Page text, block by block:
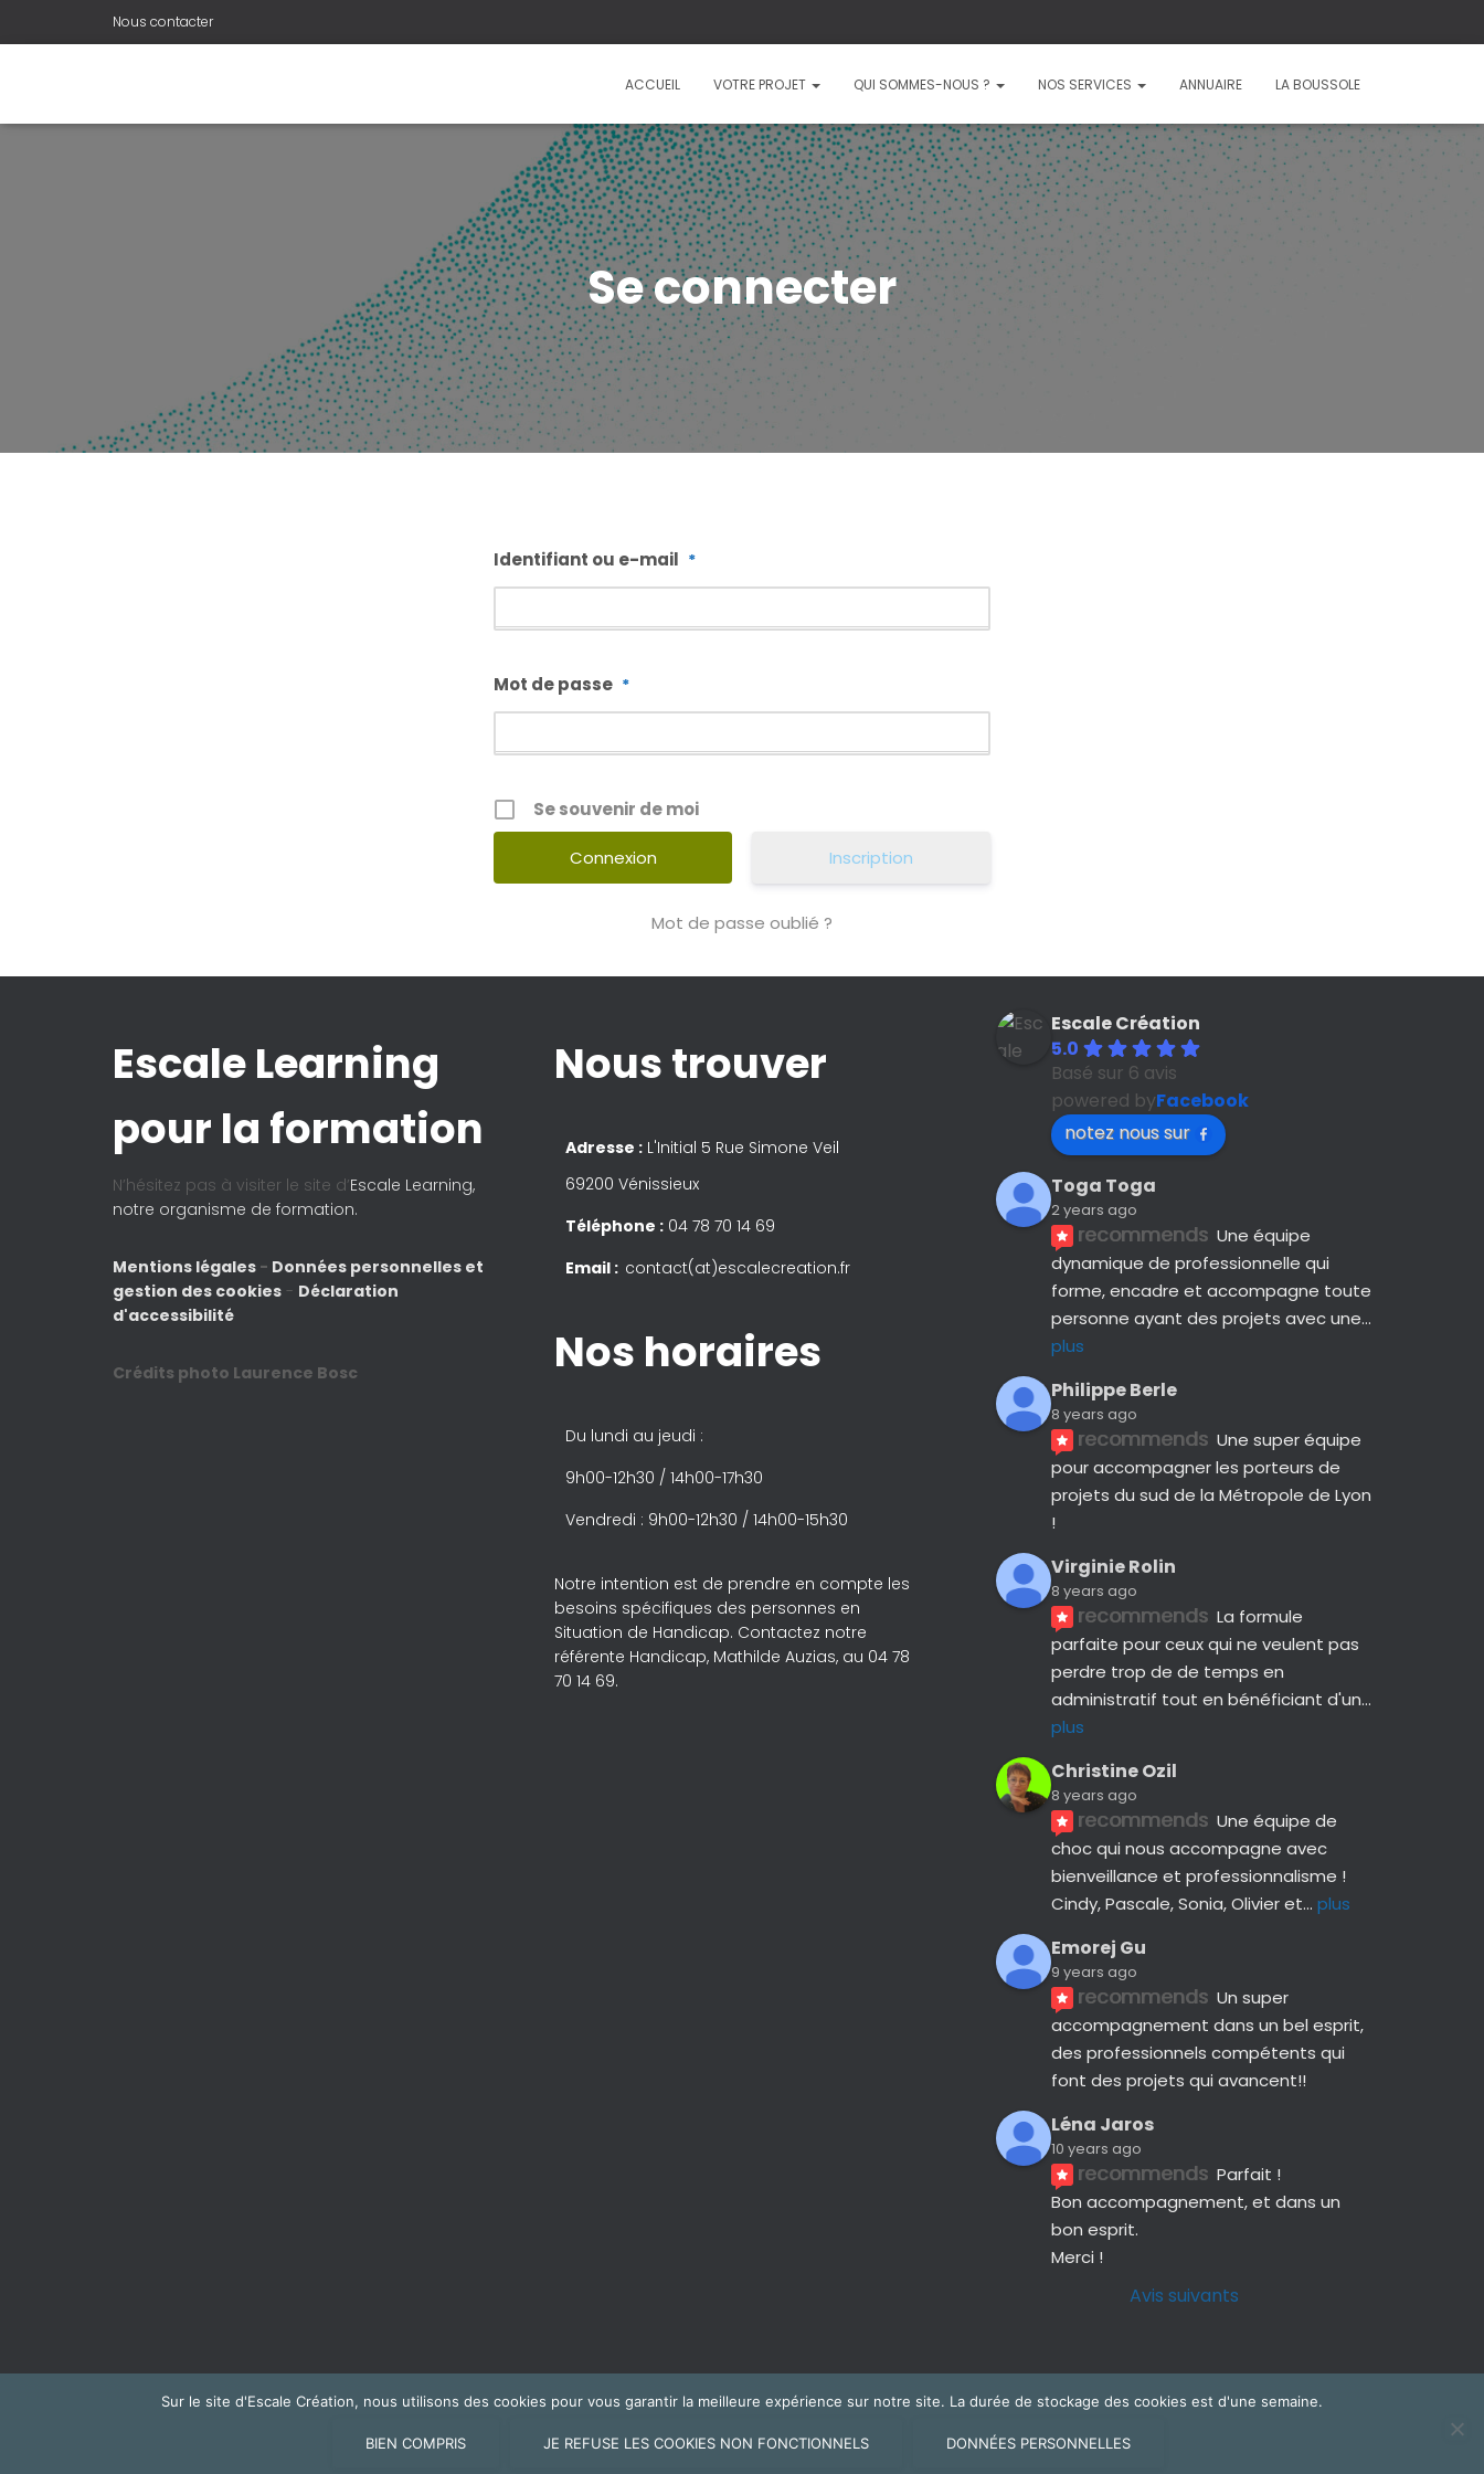
Nous contacter
ACCUEIL VOTRE PROJET QUI SOMMES-NOUS ? NOS SERVICES ANNUAIRE LA BOUSSOLE
Se connecter
Identifiant ou e-mail *
Mot de passe *
Se souvenir de moi
Inscription
Mot de passe oublié ?
Escale Learning
pour la formation
N’hésitez pas à visiter le site d’Escale Learning,
notre organisme de formation.
Mentions légales - Données personnelles et
gestion des cookies - Déclaration
d'accessibilité
Crédits photo Laurence Bosc
Nous trouver
Adresse : L'Initial 5 Rue Simone Veil
69200 Vénissieux
Téléphone : 04 78 70 14 69
Email : contact(at)escalecreation.fr
Nos horaires
Du lundi au jeudi :
9h00-12h30 / 14h00-17h30
Vendredi : 9h00-12h30 / 14h00-15h30
Notre intention est de prendre en compte les
besoins spécifiques des personnes en
Situation de Handicap. Contactez notre
référente Handicap, Mathilde Auzias, au 04 78
70 14 69.
Escale Création
5.0
Basé sur 6 avis
powered byFacebook
notez nous sur
Toga Toga
2 years ago
recommends Une équipe
dynamique de professionnelle qui
forme, encadre et accompagne toute
personne ayant des projets avec une
plus
Philippe Berle
8 years ago
recommends Une super équipe
pour accompagner les porteurs de
projets du sud de la Métropole de Lyon
!
Virginie Rolin
8 years ago
recommends La formule
parfaite pour ceux qui ne veulent pas
perdre trop de de temps en
administratif tout en bénéficiant d'un
plus
Christine Ozil
8 years ago
recommends Une équipe de
choc qui nous accompagne avec
bienveillance et professionnalisme !
Cindy, Pascale, Sonia, Olivier et... plus
Emorej Gu
9 years ago
recommends Un super
accompagnement dans un bel esprit,
des professionnels compétents qui
font des projets qui avancent!!
Léna Jaros
10 years ago
recommends Parfait !
Bon accompagnement, et dans un
bon esprit.
Merci !
Avis suivants
Sur le site d'Escale Création, nous utilisons des cookies pour vous garantir la meilleure expérience sur notre site. La durée de stockage des cookies est d'une semaine.
BIEN COMPRIS JE REFUSE LES COOKIES NON FONCTIONNELS DONNÉES PERSONNELLES